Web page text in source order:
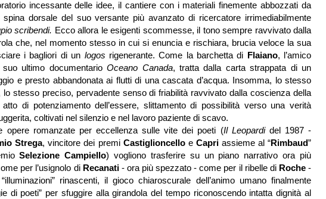
incessante delle idee, il cantiere con i materiali finemente abbozzati da
dorsale del suo versante più avanzato di ricercatore irrimediabilmente
scribendi. Ecco allora le esigenti scommesse, il tono sempre ravvivato dalla
che, nel momento stesso in cui si enuncia e rischiara, brucia veloce la sua
i bagliori di un logos rigenerante. Come la barchetta di Flaiano, l’amico
suo ultimo documentarioOceano Canada, tratta dalla carta strappata di un
e presto abbandonata ai flutti di una cascata d’acqua. Insomma, lo stesso
lo stesso preciso, pervadente senso di friabilità ravvivato dalla coscienza della
di potenziamento dell’essere, slittamento di possibilità verso una verità
coltivati nel silenzio e nel lavoro paziente di scavo.
opere romanzate per eccellenza sulle vite dei poeti (Il Leopardi del 1987 -
Strega, vincitore dei premi Castiglioncello e Capri assieme al “Rimbaud”
Selezione Campiello) vogliono trasferire su un piano narrativo ora più
per l’usignolo di Recanati - ora più spezzato - come per il ribelle di Roche-
rinascenti, il gioco chiaroscurale dell’animo umano finalmente
di poeti” per sfuggire alla girandola del tempo riconoscendo intatta dignità al